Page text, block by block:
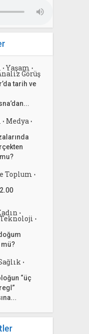
• Yaşam •
Görüş
tarih ve
• Medya •
Toplum •
•
Teknoloji •
•
“üç